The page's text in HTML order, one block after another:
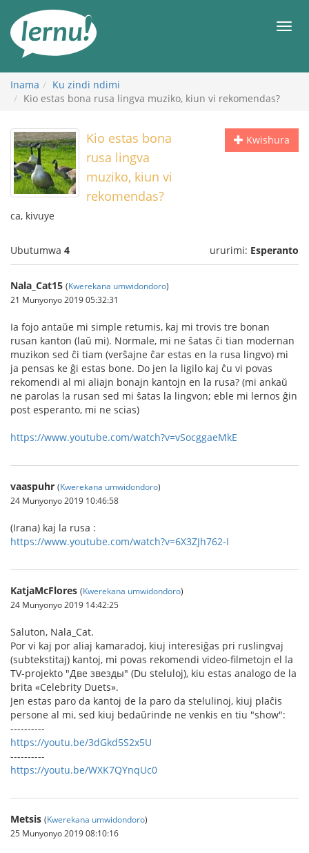
rupapuro
rw'ibirimwo
Inama
Ku zindi ndimi
Kio estas bona rusa lingva muziko, kiun vi rekomendas?
Kwishura
Kio estas bona
rusa lingva
muziko, kiun vi
rekomendas?
ca, kivuye
Ubutumwa 4 ururimi: Esperanto
Nala_Cat15 (Kwerekana umwidondoro)
21 Munyonyo 2019 05:32:31
Ia fojo antaŭe mi simple retumis, kaj mi trovis tre bonan
rusan kanton (laŭ mi). Normale, mi ne ŝatas ĉi tian modernan
muzikon sed ĉi tiam (verŝajne ĉar estas en la rusa lingvo) mi
ja pensas ke ĝi estas bone. Do jen la ligilo kaj ĉu vi povas
rekomendi al mi aliajn bonajn kantojn en la rusa? (mi ankaŭ
ne parolas la rusan sed mi ŝatas la lingvon; eble mi lernos ĝin
post esperanto, mi ne scias)
https://www.youtube.com/watch?v=vSocggaeMkE
vaaspuhr (Kwerekana umwidondoro)
24 Munyonyo 2019 10:46:58
(Irana) kaj la rusa :
https://www.youtube.com/watch?v=6X3ZJh762-I
KatjaMcFlores (Kwerekana umwidondoro)
24 Munyonyo 2019 14:42:25
Saluton, Nala_Cat.
Por vi kaj por aliaj kamaradoj, kiuj interesiĝas pri ruslingvaj
(subtekstitaj) kantoj, mi povas rekomendi video-filmetojn el la
TV-projekto "Две звезды" (Du steluloj), kiu estas analogo de la
brita «Celebrity Duets».
Jen estas paro da kantoj de la paro da stelulinoj, kiuj plaĉis
persone al mi, sed kiuj bedaŭrinde ne venkis en tiu "show":
----------
https://youtu.be/3dGkd5S2x5U
----------
https://youtu.be/WXK7QYnqUc0
Metsis (Kwerekana umwidondoro)
25 Munyonyo 2019 08:10:16